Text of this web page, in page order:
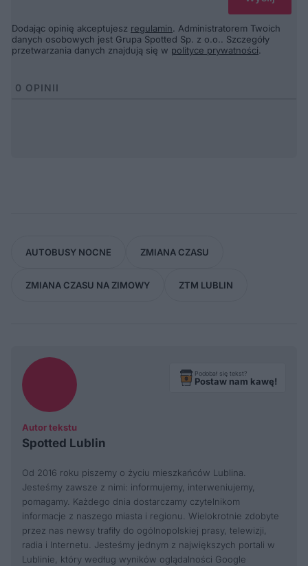
Dodając opinię akceptujesz regulamin. Administratorem Twoich
danych osobowych jest Grupa Spotted Sp. z o.o.. Szczegóły
przetwarzania danych znajdują się w polityce prywatności.
0 OPINII
AUTOBUSY NOCNE ZMIANA CZASU
ZMIANA CZASU NA ZIMOWY ZTM LUBLIN
Autor tekstu
Spotted Lublin
Podobał się tekst?
Postaw nam kawę!
Od 2016 roku piszemy o życiu mieszkańców Lublina.
Jesteśmy zawsze z nimi: informujemy, interweniujemy,
pomagamy. Każdego dnia dostarczamy czytelnikom
informacje z naszego miasta i regionu. Wielokrotnie zdobyte
przez nas newsy trafiły do ogólnopolskiej prasy, telewizji,
radia i Internetu. Jesteśmy jednym z największych portali w
Lublinie, który według wyników oglądalności Google